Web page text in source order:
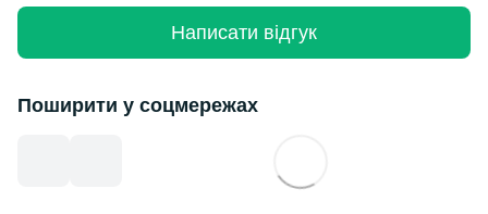
Написати відгук
Поширити у соцмережах